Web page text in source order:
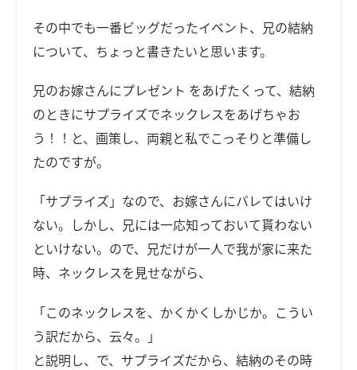
その中でも一番ビッグだったイベント、兄の結納
について、ちょっと書きたいと思います。
兄のお嫁さんにプレゼント をあげたくって、結納
のときにサプライズでネックレスをあげちゃお
う！！と、画策し、両親と私でこっそりと準備し
たのですが。
「サプライズ」なので、お嫁さんにバレてはいけ
ない。しかし、兄には一応知っておいて貰わない
といけない。ので、兄だけが一人で我が家に来た
時、ネックレスを見せながら、
「このネックレスを、かくかくしかじか。こうい
う訳だから、云々。」
と説明し、で、サプライズだから、結納のその時